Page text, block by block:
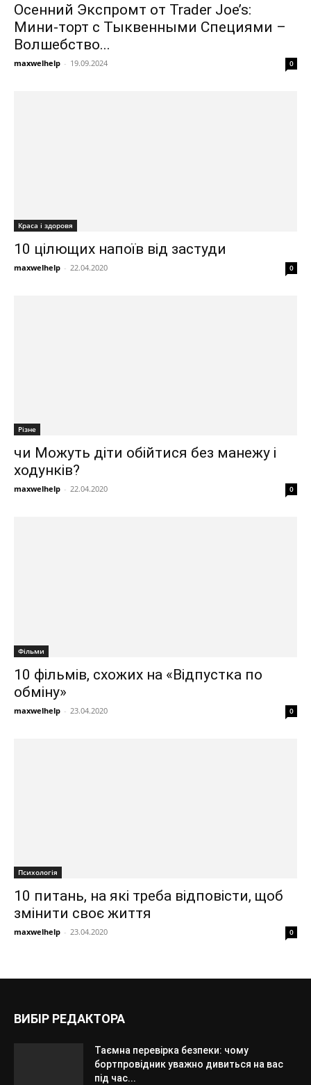
Осенний Экспромт от Trader Joe’s:
Мини-торт с Тыквенными Специями –
Волшебство...
maxwelhelp - 19.09.2024 0
Краса і здоровя
10 цілющих напоїв від застуди
maxwelhelp - 22.04.2020 0
Різне
чи Можуть діти обійтися без манежу і
ходунків?
maxwelhelp - 22.04.2020 0
Фільми
10 фільмів, схожих на «Відпустка по
обміну»
maxwelhelp - 23.04.2020 0
Психологія
10 питань, на які треба відповісти, щоб
змінити своє життя
maxwelhelp - 23.04.2020 0
ВИБІР РЕДАКТОРА
Таємна перевірка безпеки: чому
бортпровідник уважно дивиться на вас
під час...